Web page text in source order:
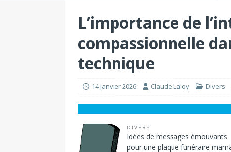
L’importance de
compassionnelle
technique
14 janvier 2026 Claude Laloy Divers
DIVERS
Idées de messages émouvants
pour une plaque funéraire